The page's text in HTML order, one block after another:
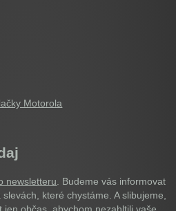
Motorola
newsletteru . Budeme vás informovat
které chystáme. A slibujeme,